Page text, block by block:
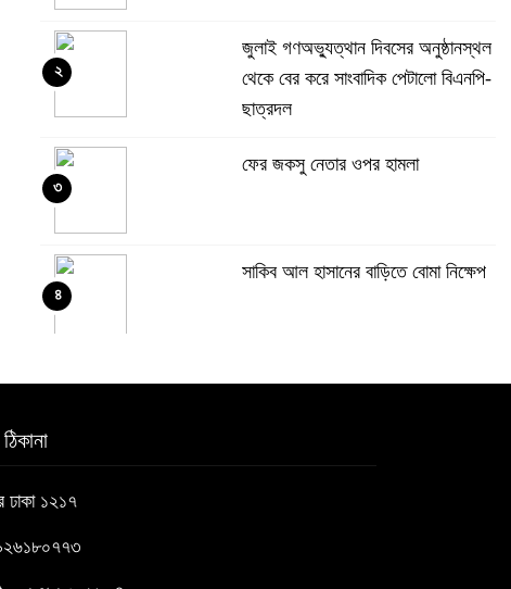
জুলাই গণঅভ্যুত্থান দিবসের অনুষ্ঠানস্থল
থেকে বের করে সাংবাদিক পেটালো বিএনপি-
ছাত্রদল
২
ফের জকসু নেতার ওপর হামলা
৩
সাকিব আল হাসানের বাড়িতে বোমা নিক্ষেপ
৪
শেখ হাসিনার প্রশ্নে ঢাকা-দিল্লি সম্পর্কে
৬
ঢাকা ১২১৭